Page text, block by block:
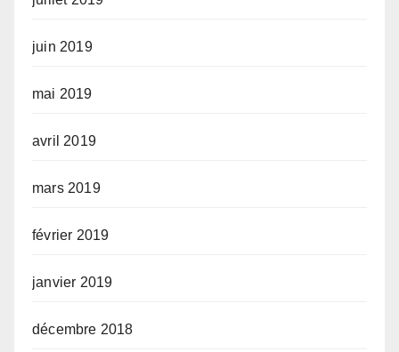
juin 2019
mai 2019
avril 2019
mars 2019
février 2019
janvier 2019
décembre 2018